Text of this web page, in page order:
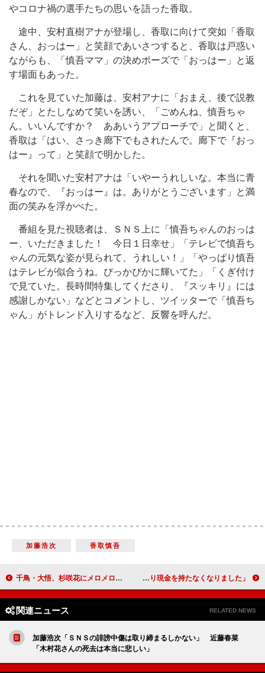
やコロナ禍の選手たちの思いを語った香取。
途中、安村直樹アナが登場し、香取に向けて突如「香取
さん、おっはー」と笑顔であいさつすると、香取は戸惑い
ながらも、「慎吾ママ」の決めポーズで「おっはー」と返
す場面もあった。
これを見ていた加藤は、安村アナに「おまえ、後で説教
だぞ」とたしなめて笑いを誘い、「ごめんね、慎吾ちゃ
ん。いいんですか？ ああいうアプローチで」と聞くと、
香取は「はい、さっき廊下でもされたんで。廊下で『おっ
はー』って」と笑顔で明かした。
それを聞いた安村アナは「いやーうれしいな。本当に青
春なので、『おっはー』は。ありがとうございます」と満
面の笑みを浮かべた。
番組を見た視聴者は、ＳＮＳ上に「慎吾ちゃんのおっは
ー、いただきました！ 今日１日幸せ」「テレビで慎吾ち
ゃんの元気な姿が見られて、うれしい！」「やっぱり慎吾
はテレビが似合うね。ぴっかぴかに輝いてた」「くぎ付け
で見ていた。長時間特集してくださり、『スッキリ』には
感謝しかない」などとコメントし、ツイッターで「慎吾ち
ゃん」がトレンド入りするなど、反響を呼んだ。
加藤浩次 香取慎吾
千鳥・大悟、杉咲花にメロメロ 「マンション借りてやろうかな、この子に」 小栗旬、キャッシュレス生活を語る 「あまり現金を持たなくなりました」
関連ニュース RELATED NEWS
加藤浩次「ＳＮＳの誹謗中傷は取り締まるしかない」 近藤春菜
「木村花さんの死去は本当に悲しい」